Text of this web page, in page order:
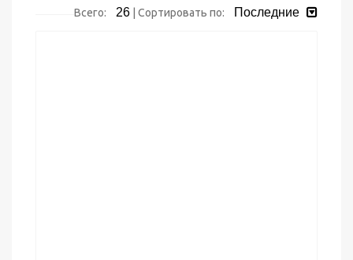
Всего: 26 Сортировать по: Последние